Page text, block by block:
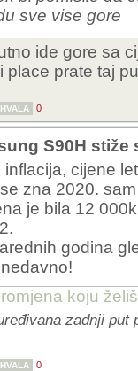
sve vise gore
ide gore sa
place prate taj
HVALA 0
S90H
inflacija, cijene
zna 2020.
je bila 12
godina
koju
zadnji put
HVALA 0